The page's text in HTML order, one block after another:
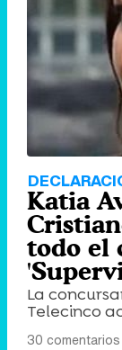
Katia
todo el
La
Telecinco
30 comentarios